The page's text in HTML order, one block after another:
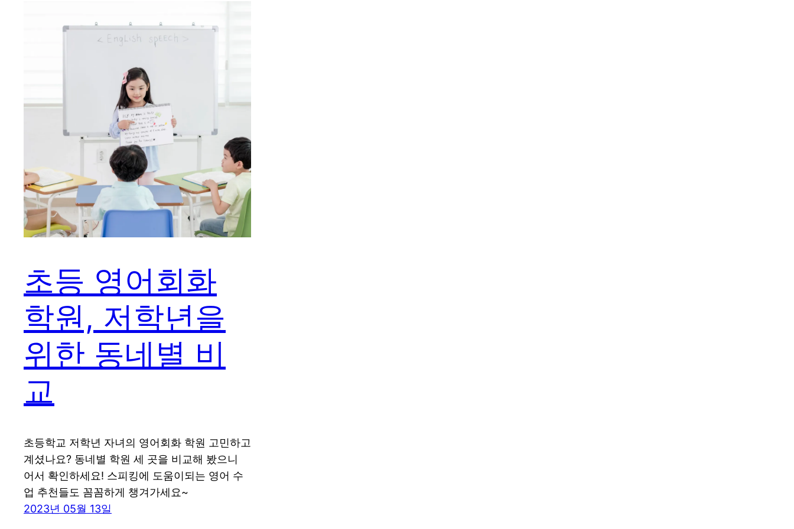
초등 영어회화
학원, 저학년을
위한 동네별 비
교
초등학교 저학년 자녀의 영어회화 학원 고민하고
계셨나요? 동네별 학원 세 곳을 비교해 봤으니
어서 확인하세요! 스피킹에 도움이되는 영어 수
업 추천들도 꼼꼼하게 챙겨가세요~
2023년 05월 13일